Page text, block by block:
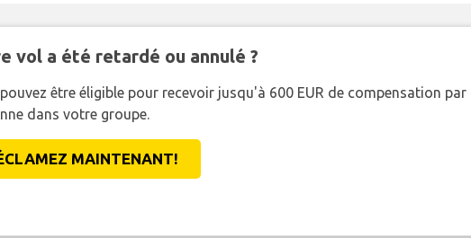
vol a été retardé ou annulé ?
être éligible pour recevoir jusqu'à 600 EUR de compensation par
dans votre groupe.
MAINTENANT!